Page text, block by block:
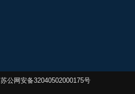
苏公网安备32040502000175号